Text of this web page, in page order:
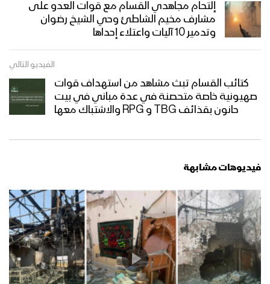
إلتحام مجاهدي القسام مع قوات العدو على
مشارف مخيم الشاطئ وحي الشيخ رضوان
وتدمير 10 آليات واعتلاء إحداها
الفيديو التالي
كتائب القسام تبث مشاهد من استهداف قوات
صهيونية خاصة متحصنة في عدة مباني في بيت
حانون بقذائف TBG و RPG والاشتباك معها
فيديوهات مشابهة